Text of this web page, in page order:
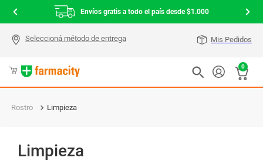
Envíos gratis a todo el país desde $1.000
Mis Pedidos
0
Rostro Limpieza
Limpieza